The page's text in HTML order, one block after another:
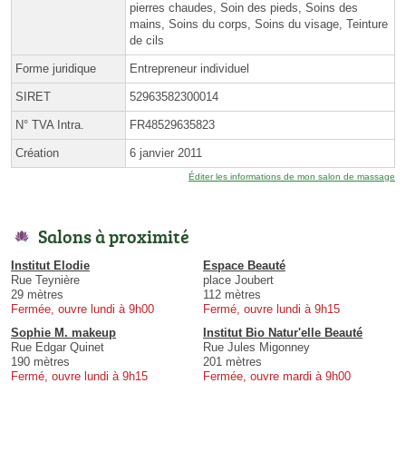
pierres chaudes, Soin des pieds, Soins des
mains, Soins du corps, Soins du visage, Teinture
de cils
Forme juridique Entrepreneur individuel
SIRET 52963582300014
N° TVA Intra. FR48529635823
Création 6 janvier 2011
Éditer les informations de mon salon de massage
Salons à proximité
Institut Elodie
Rue Teynière
29 mètres
Fermée, ouvre lundi à 9h00
Espace Beauté
place Joubert
112 mètres
Fermé, ouvre lundi à 9h15
Sophie M. makeup
Rue Edgar Quinet
190 mètres
Fermé, ouvre lundi à 9h15
Institut Bio Natur'elle Beauté
Rue Jules Migonney
201 mètres
Fermée, ouvre mardi à 9h00